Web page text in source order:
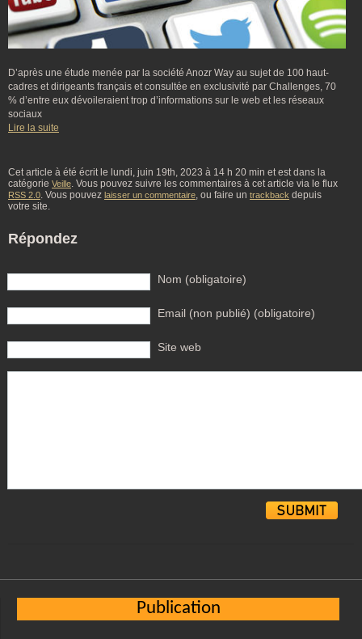
D’après une étude menée par la société Anozr Way au sujet de 100 haut-
cadres et dirigeants français et consultée en exclusivité par Challenges, 70
% d’entre eux dévoileraient trop d’informations sur le web et les réseaux
sociaux
Lire la suite
Cet article à été écrit le lundi, juin 19th, 2023 à 14 h 20 min et est dans la
catégorie Veille. Vous pouvez suivre les commentaires à cet article via le flux
RSS 2.0. Vous pouvez laisser un commentaire, ou faire un trackback depuis
votre site.
Répondez
Nom (obligatoire)
Email (non publié) (obligatoire)
Site web
Publication